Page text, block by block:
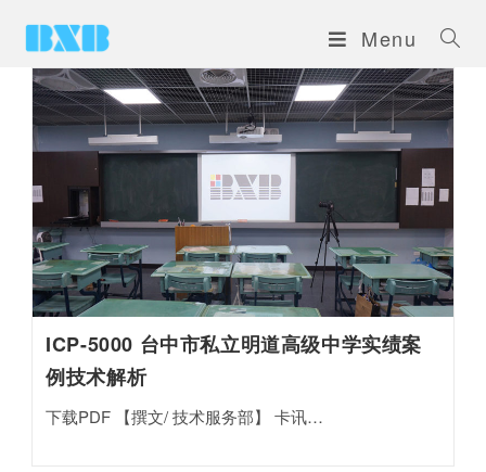
Menu
ICP-5000 台中市私立明道高级中学实绩案
例技术解析
下载PDF 【撰文/ 技术服务部】 卡讯…